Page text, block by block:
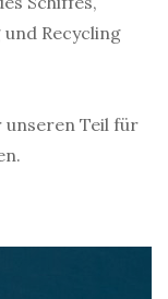
Recycling
Teil für